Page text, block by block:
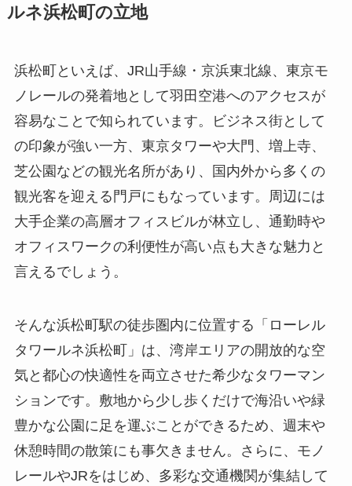
ルネ浜松町の立地
浜松町といえば、JR山手線・京浜東北線、東京モ
ノレールの発着地として羽田空港へのアクセスが
容易なことで知られています。ビジネス街として
の印象が強い一方、東京タワーや大門、増上寺、
芝公園などの観光名所があり、国内外から多くの
観光客を迎える門戸にもなっています。周辺には
大手企業の高層オフィスビルが林立し、通勤時や
オフィスワークの利便性が高い点も大きな魅力と
言えるでしょう。
そんな浜松町駅の徒歩圏内に位置する「ローレル
タワールネ浜松町」は、湾岸エリアの開放的な空
気と都心の快適性を両立させた希少なタワーマン
ションです。敷地から少し歩くだけで海沿いや緑
豊かな公園に足を運ぶことができるため、週末や
休憩時間の散策にも事欠きません。さらに、モノ
レールやJRをはじめ、多彩な交通機関が集結して